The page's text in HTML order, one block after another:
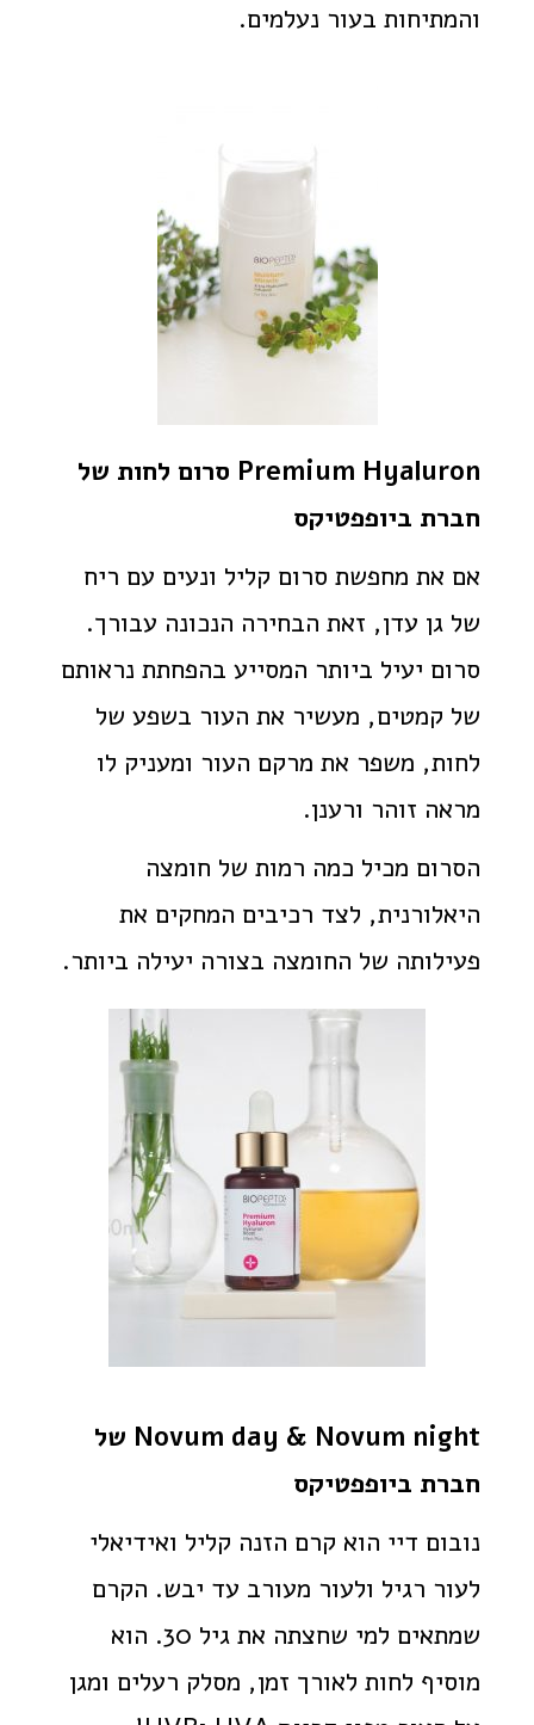
והמתיחות בעור נעלמים.
Premium Hyaluron סרום לחות של
חברת ביופפטיקס
אם את מחפשת סרום קליל ונעים עם ריח
של גן עדן, זאת הבחירה הנכונה עבורך.
סרום יעיל ביותר המסייע בהפחתת נראותם
של קמטים, מעשיר את העור בשפע של
לחות, משפר את מרקם העור ומעניק לו
מראה זוהר ורענן.
הסרום מכיל כמה רמות של חומצה
היאלורנית, לצד רכיבים המחקים את
פעילותה של החומצה בצורה יעילה ביותר.
Novum day & Novum night של
חברת ביופפטיקס
נובום דיי הוא קרם הזנה קליל ואידיאלי
לעור רגיל ולעור מעורב עד יבש. הקרם
שמתאים למי שחצתה את גיל 30. הוא
מוסיף לחות לאורך זמן, מסלק רעלים ומגן